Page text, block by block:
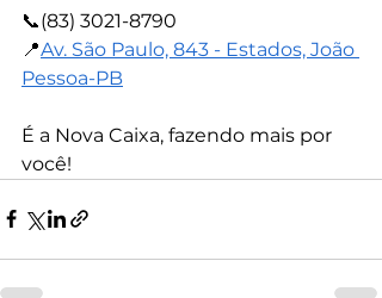
📞(83) 3021-8790
📍Av. São Paulo, 843 - Estados, João
Pessoa-PB
É a Nova Caixa, fazendo mais por
você!